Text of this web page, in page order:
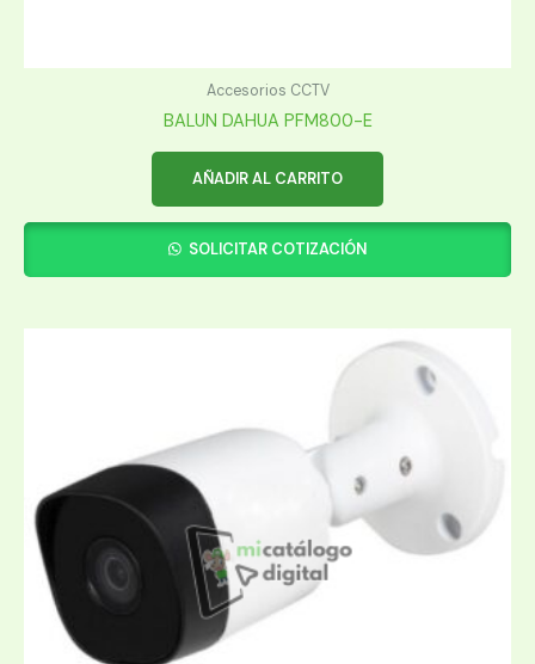
Accesorios CCTV
BALUN DAHUA PFM800-E
AÑADIR AL CARRITO
SOLICITAR COTIZACIÓN